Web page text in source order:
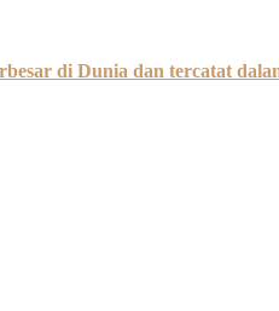
di Dunia dan tercatat